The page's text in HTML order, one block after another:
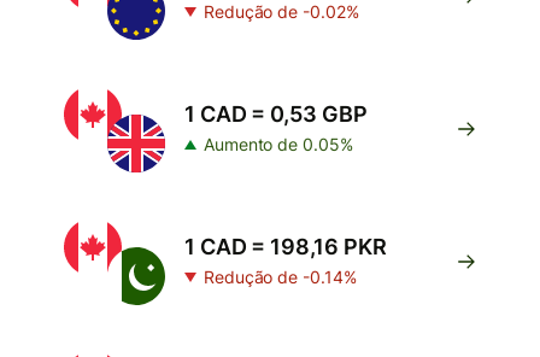
Redução de -0.02%
1 CAD = 0,53 GBP
Aumento de 0.05%
1 CAD = 198,16 PKR
Redução de -0.14%